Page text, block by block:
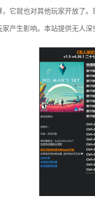
，它就也对其他玩家开放了
家产生影响。本站提供无人